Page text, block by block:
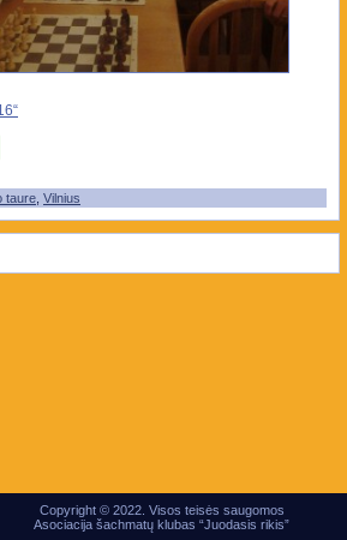
taure Vilnius
Copyright © 2022. Visos teisės saugomos
Asociacija šachmatų klubas “Juodasis rikis”